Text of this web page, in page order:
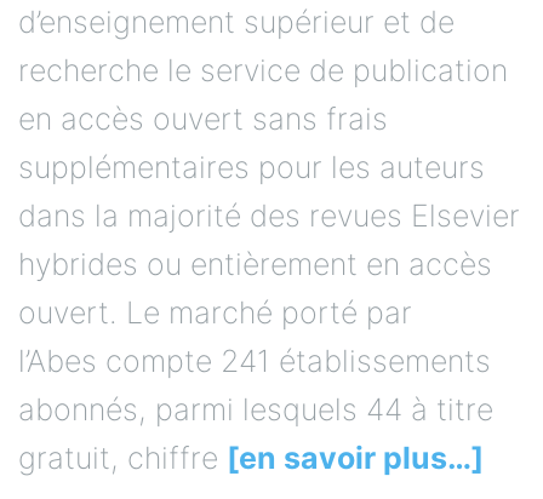
d’enseignement supérieur et de
recherche le service de publication
en accès ouvert sans frais
supplémentaires pour les auteurs
dans la majorité des revues Elsevier
hybrides ou entièrement en accès
ouvert. Le marché porté par
l’Abes compte 241 établissements
abonnés, parmi lesquels 44 à titre
gratuit, chiffre [en savoir plus…]